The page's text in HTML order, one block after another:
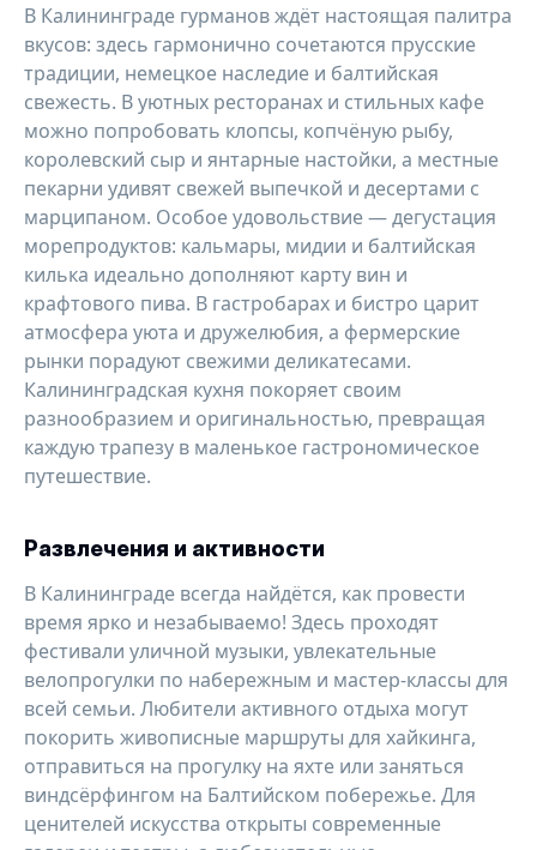
В Калининграде гурманов ждёт настоящая палитра
вкусов: здесь гармонично сочетаются прусские
традиции, немецкое наследие и балтийская
свежесть. В уютных ресторанах и стильных кафе
можно попробовать клопсы, копчёную рыбу,
королевский сыр и янтарные настойки, а местные
пекарни удивят свежей выпечкой и десертами с
марципаном. Особое удовольствие — дегустация
морепродуктов: кальмары, мидии и балтийская
килька идеально дополняют карту вин и
крафтового пива. В гастробарах и бистро царит
атмосфера уюта и дружелюбия, а фермерские
рынки порадуют свежими деликатесами.
Калининградская кухня покоряет своим
разнообразием и оригинальностью, превращая
каждую трапезу в маленькое гастрономическое
путешествие.
Развлечения и активности
В Калининграде всегда найдётся, как провести
время ярко и незабываемо! Здесь проходят
фестивали уличной музыки, увлекательные
велопрогулки по набережным и мастер-классы для
всей семьи. Любители активного отдыха могут
покорить живописные маршруты для хайкинга,
отправиться на прогулку на яхте или заняться
виндсёрфингом на Балтийском побережье. Для
ценителей искусства открыты современные